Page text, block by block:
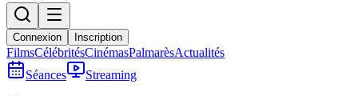
Connexion Inscription
FilmsCélébritésCinémasPalmarèsActualités
Séances
Streaming